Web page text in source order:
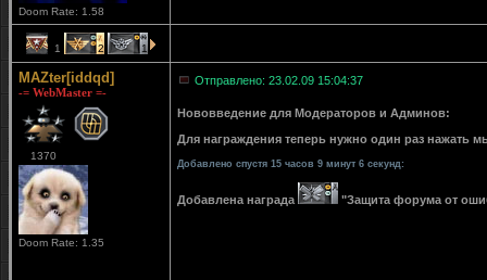
Doom Rate: 1.58
1 2 1
MAZter[iddqd]
-= WebMaster =-
1370
Doom Rate: 1.35
Отправлено: 23.02.09 15:04:37
Нововведение для Модераторов и Админов:
Для награждения теперь нужно один раз нажать
Добавлено спустя 15 часов 9 минут 6 секунд:
Добавлена награда "Защита форума от